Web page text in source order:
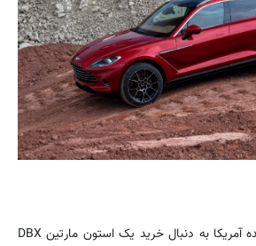
کسانی که در ایالات متحده آمریکا به دنبال خرید یک استون مارتین DBX